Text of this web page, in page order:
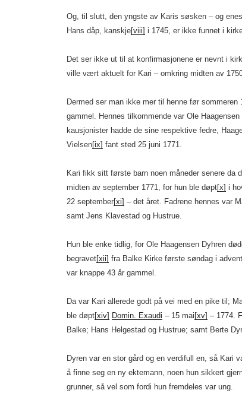
Og, til slutt, den yngste av Karis søsken – og
Hans dåp, kanskje[viii] i 1745, er ikke funnet i
Det ser ikke ut til at konfirmasjonene er nevnt i
ville vært aktuelt for Kari – omkring midten av
Dermed ser man ikke mer til henne før
gammel. Hennes tilkommende var Ole
kausjonister hadde de sine respektive fedre,
Vielsen[ix] fant sted 25 juni 1771.
Kari fikk sitt første barn noen måneder senere da
midten av september 1771, for hun ble døpt[x] i
22 september[xi] – det året. Fadrene hennes var
samt Jens Klavestad og Hustrue.
Hun ble enke tidlig, for Ole Haagensen Dyhren
begravet[xii] fra Balke Kirke første søndag i
var knappe 43 år gammel.
Da var Kari allerede godt på vei med en pike til;
ble døpt[xiv] Domin. Exaudi – 15 mai [xv] – 1774.
Balke; Hans Helgestad og Hustrue; samt Berte
Dyren var en stor gård og en verdifull en, så Kari
å finne seg en ny ektemann, noen hun sikkert
grunner, så vel som fordi hun fremdeles var ung.